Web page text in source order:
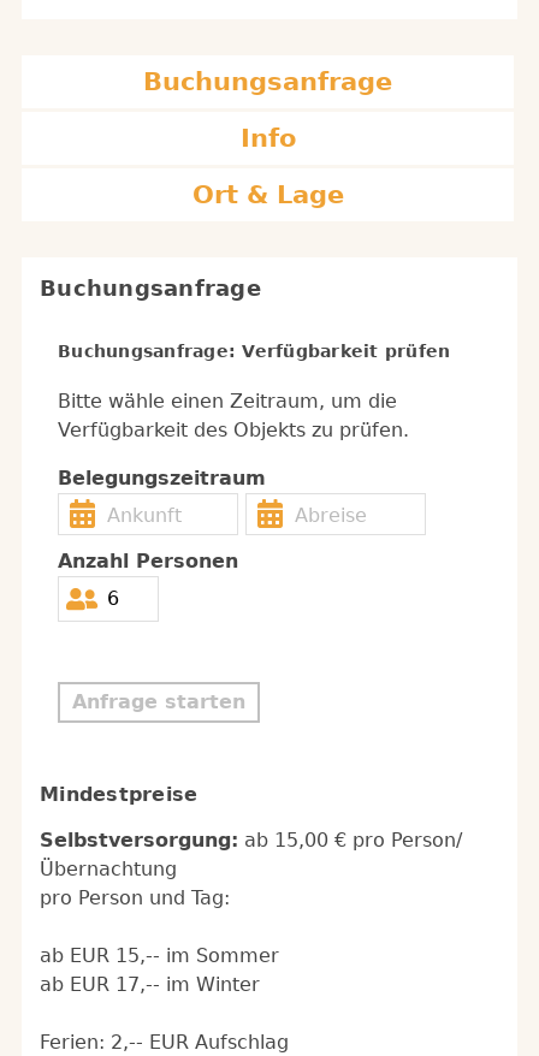
Buchungsanfrage
Info
Ort & Lage
Buchungsanfrage
Buchungsanfrage: Verfügbarkeit prüfen
Bitte wähle einen Zeitraum, um die
Verfügbarkeit des Objekts zu prüfen.
Belegungszeitraum
Anzahl Personen
Anfrage starten
Mindestpreise
Selbstversorgung: ab 15,00 € pro Person/
Übernachtung
pro Person und Tag:
ab EUR 15,-- im Sommer
ab EUR 17,-- im Winter
Ferien: 2,-- EUR Aufschlag